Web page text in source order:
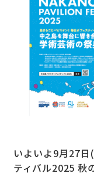
いよいよ9月27
ティバル2025 秋